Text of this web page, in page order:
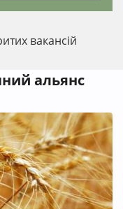
вакансій
альянс